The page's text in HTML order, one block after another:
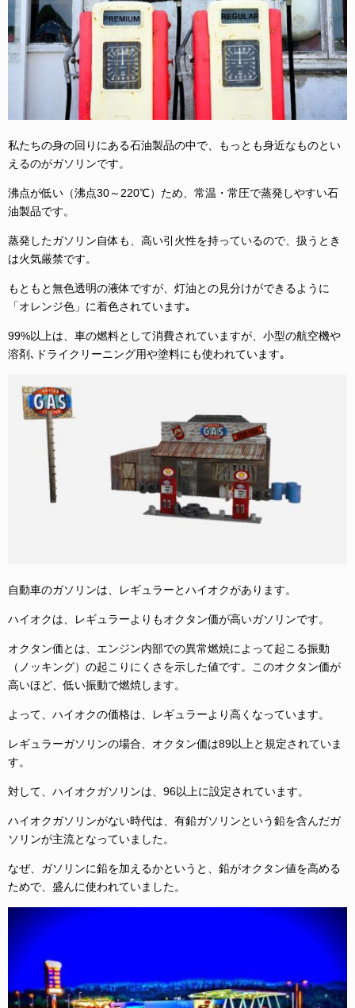
私たちの身の回りにある石油製品の中で、もっとも身近なものとい
えるのがガソリンです。
沸点が低い（沸点30～220℃）ため、 常温・常圧で蒸発しやすい石
油製品です。
蒸発したガソリン自体も、高い引火性を持っているので、扱うとき
は火気厳禁です。
もともと無色透明の液体ですが、灯油との見分けができるように
「オレンジ色」に着色されています｡
99%以上は、車の燃料として消費されていますが、小型の航空機や
溶剤､ドライクリーニング用や塗料にも使われています｡
自動車のガソリンは、レギュラーとハイオクがあります。
ハイオクは、レギュラーよりもオクタン価が高いガソリンです。
オクタン価とは、エンジン内部での異常燃焼によって起こる振動
（ノッキング）の起こりにくさを示した値です。このオクタン価が
高いほど、低い振動で燃焼します。
よって、ハイオクの価格は、レギュラーより高くなっています。
レギュラーガソリンの場合、オクタン価は89以上と規定されていま
す。
対して、ハイオクガソリンは、96以上に設定されています。
ハイオクガソリンがない時代は、有鉛ガソリンという鉛を含んだガ
ソリンが主流となっていました。
なぜ、ガソリンに鉛を加えるかというと、鉛がオクタン値を高める
ためで、盛んに使われていました。